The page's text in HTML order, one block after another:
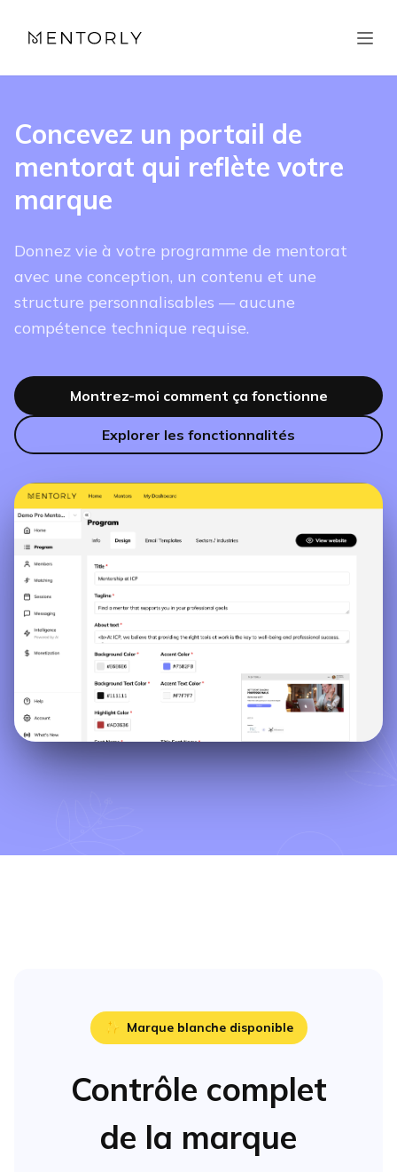
Concevez un portail de
mentorat qui reflète votre
marque
Donnez vie à votre programme de mentorat
avec une conception, un contenu et une
structure personnalisables — aucune
compétence technique requise.
Montrez-moi comment ça fonctionne
Explorer les fonctionnalités
✨ Marque blanche disponible
Contrôle complet
de la marque